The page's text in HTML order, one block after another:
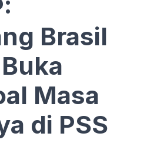
Brasil
Masa
di PSS